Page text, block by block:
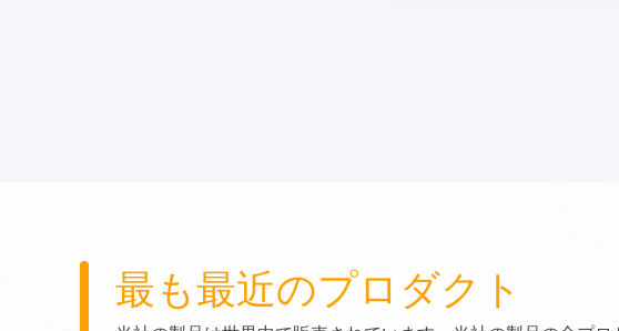
最も最近のプロダクト